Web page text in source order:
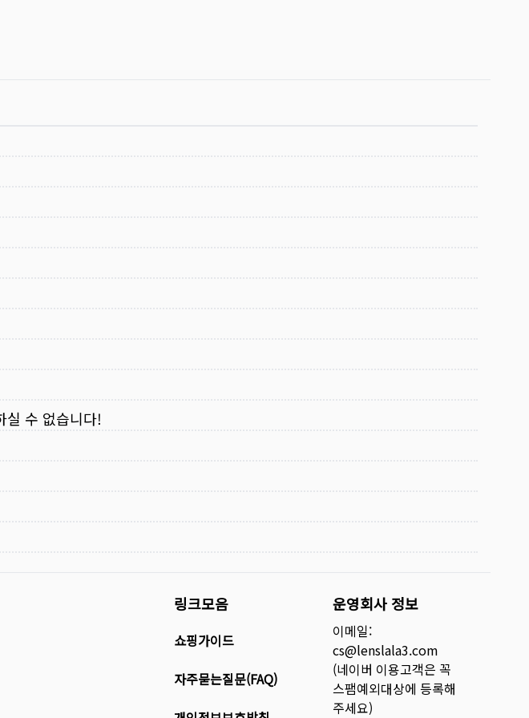
실 수 없습니다!
링크모음
쇼핑가이드
자주묻는질문(FAQ)
운영회사 정보
이메일:
cs@lenslala3.com
(네이버 이용고객은 꼭
스팸예외대상에 등록해
주세요)